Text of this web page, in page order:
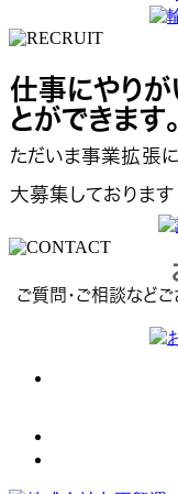
仕事にやりが
とができます。
ただいま事業拡張
大募集しております
ご質問・ご相談など